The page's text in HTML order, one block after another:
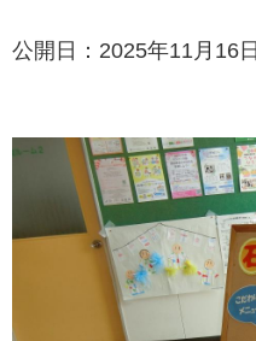
公開日：2025年11月16